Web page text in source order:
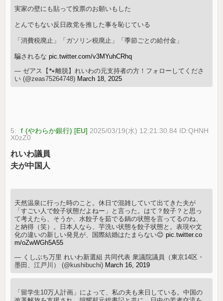
実家の壁にも貼って投票のお願いもした
とんでもない反日政党を推した事を恥じている
「消費税廃止」「ガソリン税廃止」「季節ごとの給付金」
騙されるなpic.twitter.com/v3MYuhCRhq
— ゼアス【🐾離脱】れいわの元支持者の方！フォローしてくださ
い (@zeas75264748) March 18, 2025
5: ｆ(やわらか銀行) [EU] 2025/03/19(水) 12:21:30.84 ID:QHNH
X0zZ0
れいわ議員
夫が中国人
天然温泉に行った時のこと。休日で混雑していて出てきた夫が
「すごい人で餃子状態だよねー」と言った。はて？餃子？と思っ
て考えたら、そうか、水餃子を茹でる鍋の状態を言ってるのね、
と納得（笑）。日本人なら、芋洗い状態を餃子状態と。表現や文
化の違いの新しい発見が、国際結婚はたまらない😊pic.twitter.co
m/oZwWGh5A55
— くしぶち万里 れいわ新選組 共同代表 衆議院議員（東京14区・
墨田、江戸川） (@kushibuchi) March 16, 2019
「留学生10万人計画」によって、私の夫も来日している。中国の